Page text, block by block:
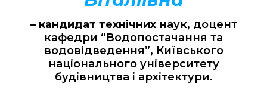
– кандидат технічнихнаук, доцент
кафедри “Водопостачання та
водовідведення”, Київського
національного університету
будівництва і архітектури.